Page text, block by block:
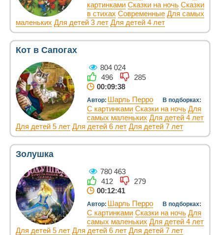
картинками Сказки на ночь Сказки
в стихах Современные Для самых
маленьких Для детей 3 лет Для детей 4 лет
Кот в Сапогах
804 024
496
285
00:09:38
Автор: Шарль Перро В подборках:
С картинками Сказки на ночь Для
самых маленьких Для детей 4 лет
Для детей 5 лет Для детей 6 лет Для детей 7 лет
Золушка
780 463
412
279
00:12:41
Автор: Шарль Перро В подборках:
С картинками Сказки на ночь Для
самых маленьких Для детей 4 лет
Для детей 5 лет Для детей 6 лет Для детей 7 лет